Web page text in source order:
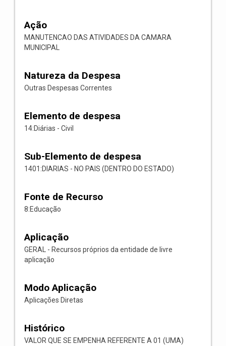
Ação
MANUTENCAO DAS ATIVIDADES DA CAMARA
MUNICIPAL
Natureza da Despesa
Outras Despesas Correntes
Elemento de despesa
14:Diárias - Civil
Sub-Elemento de despesa
1401:DIARIAS - NO PAIS (DENTRO DO ESTADO)
Fonte de Recurso
8:Educação
Aplicação
GERAL - Recursos próprios da entidade de livre
aplicação
Modo Aplicação
Aplicações Diretas
Histórico
VALOR QUE SE EMPENHA REFERENTE A 01 (UMA)